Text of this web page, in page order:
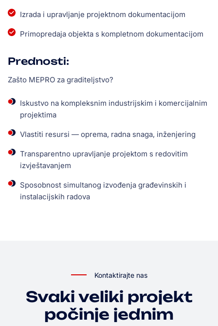
Izrada i upravljanje projektnom dokumentacijom
Primopredaja objekta s kompletnom dokumentacijom
Prednosti:
Zašto MEPRO za graditeljstvo?
Iskustvo na kompleksnim industrijskim i komercijalnim
projektima
Vlastiti resursi — oprema, radna snaga, inženjering
Transparentno upravljanje projektom s redovitim
izvještavanjem
Sposobnost simultanog izvođenja građevinskih i
instalacijskih radova
Kontaktirajte nas
Svaki veliki projekt
počinje jednim